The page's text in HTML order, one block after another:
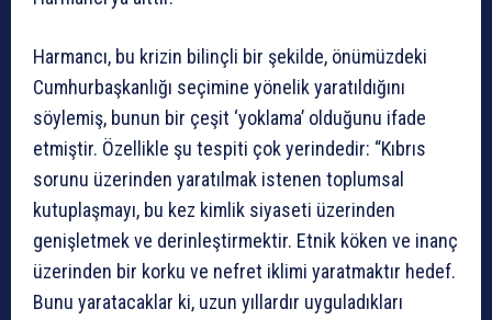
Harmancı, bu krizin bilinçli bir şekilde, önümüzdeki
Cumhurbaşkanlığı seçimine yönelik yaratıldığını
söylemiş, bunun bir çeşit ‘yoklama’ olduğunu ifade
etmiştir. Özellikle şu tespiti çok yerindedir: “Kıbrıs
sorunu üzerinden yaratılmak istenen toplumsal
kutuplaşmayı, bu kez kimlik siyaseti üzerinden
genişletmek ve derinleştirmektir. Etnik köken ve inanç
üzerinden bir korku ve nefret iklimi yaratmaktır hedef.
Bunu yaratacaklar ki, uzun yıllardır uyguladıkları